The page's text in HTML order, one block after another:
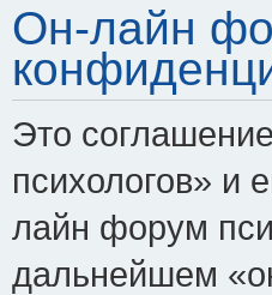
Он-лайн
Это
психологов» и
лайн форум
дальнейшем